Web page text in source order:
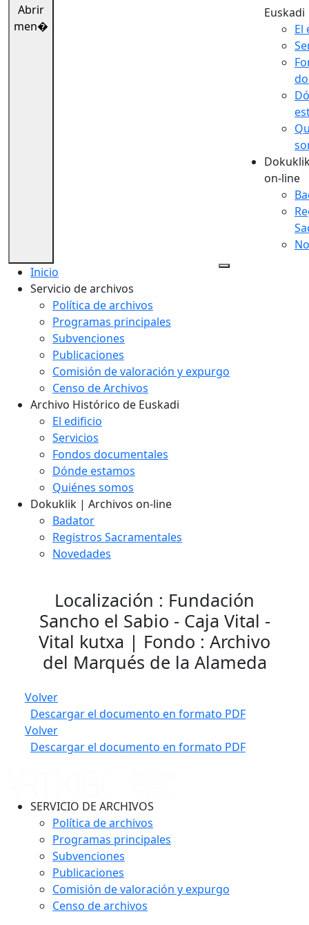
Abrir
men�
Euskadi
El
on-line
Inicio
Servicio de archivos
Política de archivos
Programas principales
Subvenciones
Publicaciones
Comisión de valoración y expurgo
Censo de Archivos
Archivo Histórico de Euskadi
El edificio
Servicios
Fondos documentales
Dónde estamos
Quiénes somos
Dokuklik | Archivos on-line
Badator
Registros Sacramentales
Novedades
Localización : Fundación
Sancho el Sabio - Caja Vital -
Vital kutxa | Fondo : Archivo
del Marqués de la Alameda
Volver
Descargar el documento en formato PDF
Volver
Descargar el documento en formato PDF
SERVICIO DE ARCHIVOS
Política de archivos
Programas principales
Subvenciones
Publicaciones
Comisión de valoración y expurgo
Censo de archivos